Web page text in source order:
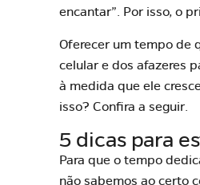
encantar”. Por isso, o
Oferecer um tempo de
celular e dos afazeres
à medida que ele
isso? Confira a seguir.
5 dicas para
Para que o tempo
não sabemos ao certo